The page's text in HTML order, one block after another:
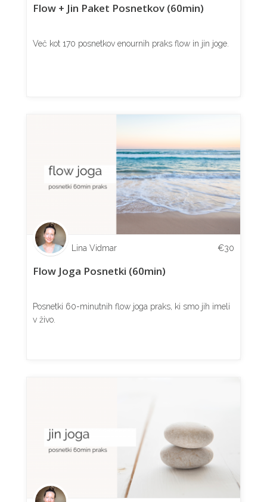
Flow + Jin Paket Posnetkov (60min)
Več kot 170 posnetkov enournih praks flow in jin joge.
Lina Vidmar €30
Flow Joga Posnetki (60min)
Posnetki 60-minutnih flow joga praks, ki smo jih imeli
v živo.